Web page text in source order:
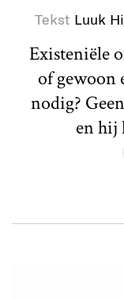
Tekst Luuk
Existeniële
of gewoon
nodig?
en hij